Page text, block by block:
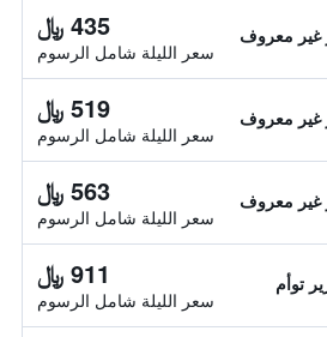
غير معروف 435 ﷼
سعر الليلة شامل الرسوم
غير معروف 519 ﷼
سعر الليلة شامل الرسوم
غير معروف 563 ﷼
سعر الليلة شامل الرسوم
911 ﷼
سعر الليلة شامل الرسوم